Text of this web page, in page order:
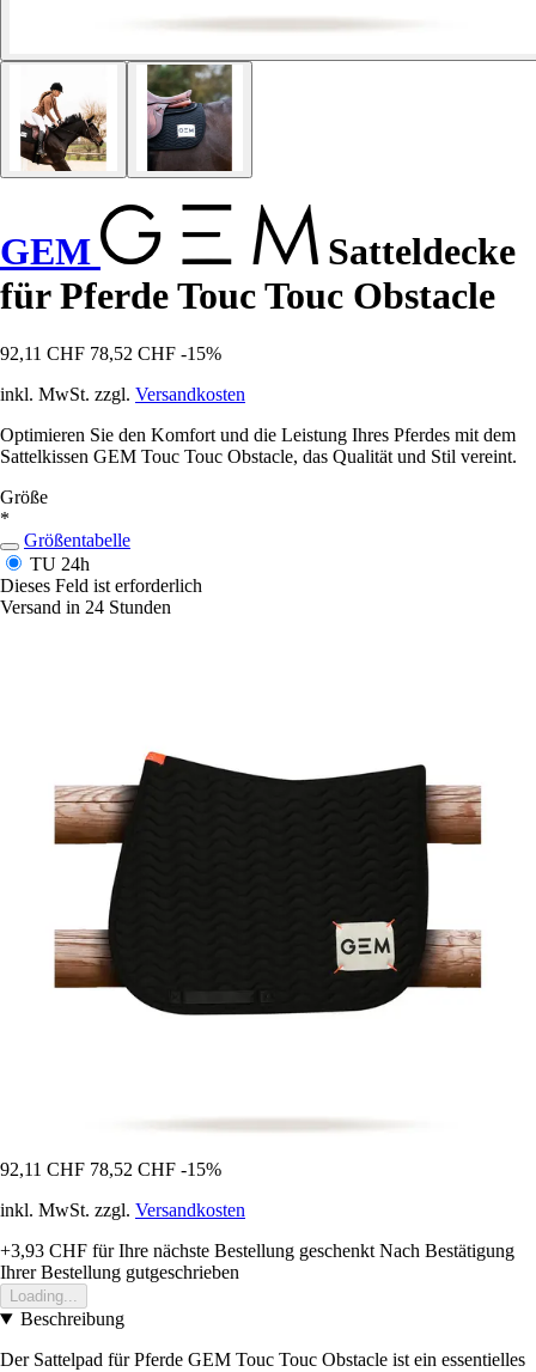
GEM
Satteldecke
für Pferde Touc Touc Obstacle
92,11 CHF 78,52 CHF -15%
inkl. MwSt. zzgl. Versandkosten
Optimieren Sie den Komfort und die Leistung Ihres Pferdes mit dem
Sattelkissen GEM Touc Touc Obstacle, das Qualität und Stil vereint.
Größe
*
Größentabelle
TU 24h
Dieses Feld ist erforderlich
Versand in 24 Stunden
92,11 CHF 78,52 CHF -15%
inkl. MwSt. zzgl. Versandkosten
+3,93 CHF für Ihre nächste Bestellung geschenkt Nach Bestätigung
Ihrer Bestellung gutgeschrieben
Loading...
Beschreibung
Der Sattelpad für Pferde GEM Touc Touc Obstacle ist ein essentielles